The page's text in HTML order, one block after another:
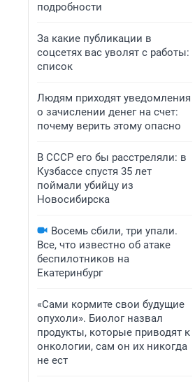
подробности
За какие публикации в
соцсетях вас уволят с работы:
список
Людям приходят уведомления
о зачислении денег на счет:
почему верить этому опасно
В СССР его бы расстреляли: в
Кузбассе спустя 35 лет
поймали убийцу из
Новосибирска
Восемь сбили, три упали.
Все, что известно об атаке
беспилотников на
Екатеринбург
«Сами кормите свои будущие
опухоли». Биолог назвал
продукты, которые приводят к
онкологии, сам он их никогда
не ест